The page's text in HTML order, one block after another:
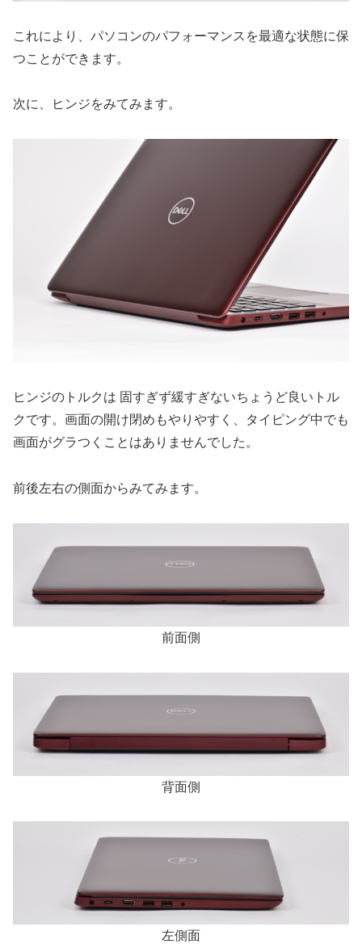
これにより、パソコンのパフォーマンスを最適な状態に保
つことができます。
次に、ヒンジをみてみます。
ヒンジのトルクは 固すぎず緩すぎないちょうど良いトル
クです。画面の開け閉めもやりやすく、タイピング中でも
画面がグラつくことはありませんでした。
前後左右の側面からみてみます。
前面側
背面側
左側面